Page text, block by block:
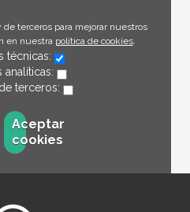
terceros para mejorar nuestros
en nuestra política de cookies.
técnicas:
analíticas:
terceros:
Aceptar
cookies